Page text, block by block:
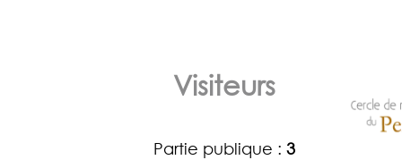
Visiteurs
Partie publique : 3